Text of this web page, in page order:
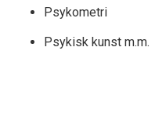
Psykometri
Psykisk kunst m.m.